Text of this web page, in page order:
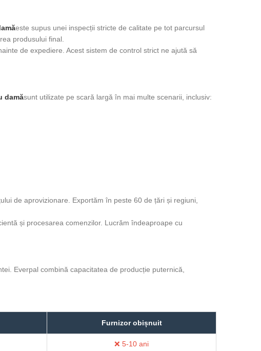
este supus unei inspecții stricte de calitate pe tot parcursul
produsului final.
de expediere. Acest sistem de control strict ne ajută să
damăsunt utilizate pe scară largă în mai multe scenarii, inclusiv:
de aprovizionare. Exportăm în peste 60 de țări și regiuni,
și procesarea comenzilor. Lucrăm îndeaproape cu
Everpal combină capacitatea de producție puternică,
Furnizor obișnuit
❌ 5-10 ani